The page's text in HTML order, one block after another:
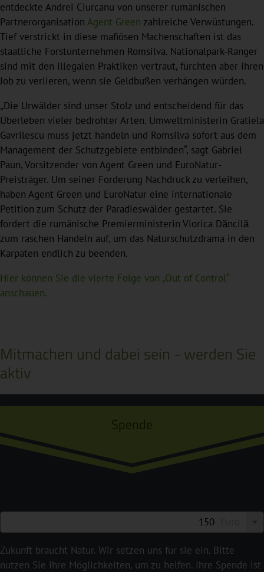
entdeckte Andrei Ciurcanu von unserer rumänischen
Partnerorganisation Agent Green zahlreiche Verwüstungen.
Tief verstrickt in diese mafiösen Machenschaften ist das
staatliche Forstunternehmen Romsilva. Nationalpark-Ranger
sind mit den illegalen Praktiken vertraut, fürchten aber ihren
Job zu verlieren, wenn sie Geldbußen verhängen würden.
„Die Urwälder sind unser Stolz und entscheidend für das
Überleben vieler bedrohter Arten. Umweltministerin Gratiela
Gavrilescu muss jetzt handeln und Romsilva sofort aus dem
Management der Schutzgebiete entbinden“, sagt Gabriel
Paun, Vorsitzender von Agent Green und EuroNatur-
Preisträger. Um seiner Forderung Nachdruck zu verleihen,
haben Agent Green und EuroNatur eine internationale
Petition zum Schutz der Paradieswälder gestartet. Sie
fordert die rumänische Premierministerin Viorica Dăncilă
zum raschen Handeln auf, um das Naturschutzdrama in den
Karpaten endlich zu beenden.
Hier können Sie die vierte Folge von „Out of Control“
anschauen.
Mitmachen und dabei sein - werden Sie
aktiv
Spende
Zukunft braucht Natur. Wir setzen uns für sie ein. Bitte
nutzen Sie Ihre Möglichkeiten, um zu helfen. Ihre Spende ist